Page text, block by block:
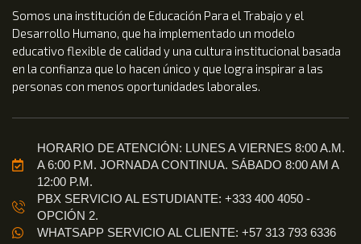
Somos una institución de Educación Para el Trabajo y el
Desarrollo Humano, que ha implementado un modelo
educativo flexible de calidad y una cultura institucional basada
en la confianza que lo hacen único y que logra inspirar a las
personas con menos oportunidades laborales.
HORARIO DE ATENCIÓN: LUNES A VIERNES 8:00 A.M.
A 6:00 P.M. JORNADA CONTINUA. SÁBADO 8:00 AM A
12:00 P.M.
PBX SERVICIO AL ESTUDIANTE: +333 400 4050 -
OPCIÓN 2.
WHATSAPP SERVICIO AL CLIENTE: +57 313 793 6336